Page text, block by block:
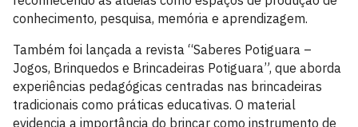
conhecimento, pesquisa, memória e aprendizagem.
Também foi lançada a revista “Saberes Potiguara –
Jogos, Brinquedos e Brincadeiras Potiguara”, que aborda
experiências pedagógicas centradas nas brincadeiras
tradicionais como práticas educativas. O material
evidencia a importância do brincar como instrumento de